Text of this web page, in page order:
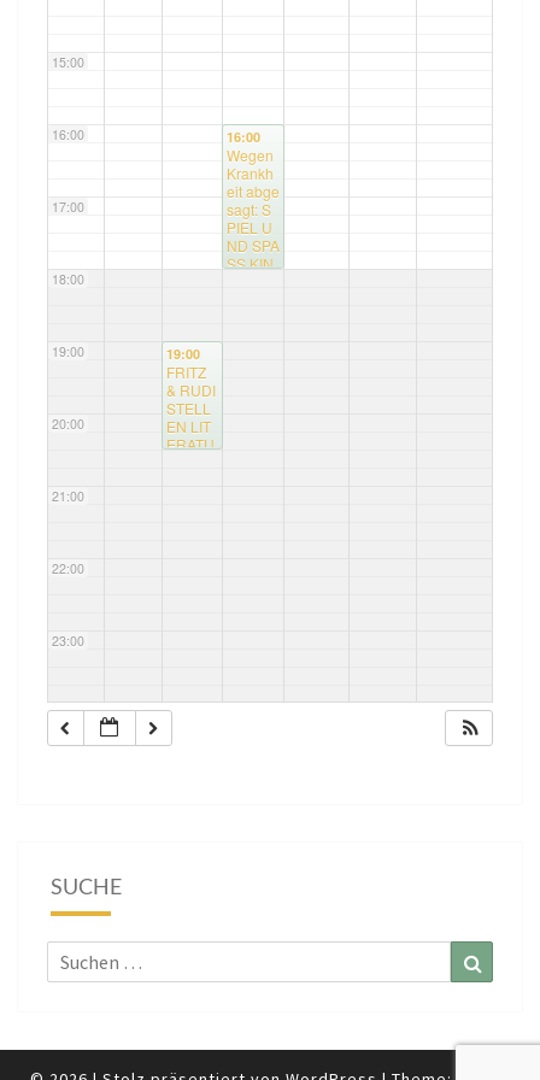
15:00
16:00
17:00
18:00
19:00
20:00
21:00
22:00
23:00
19:00
FRITZ
& RUDI
STELL
EN LIT
ERATU
16:00
Wegen
Krankh
eit abge
sagt: S
PIEL U
ND SPA
SS KIN
SUCHE
Suchen
nach: